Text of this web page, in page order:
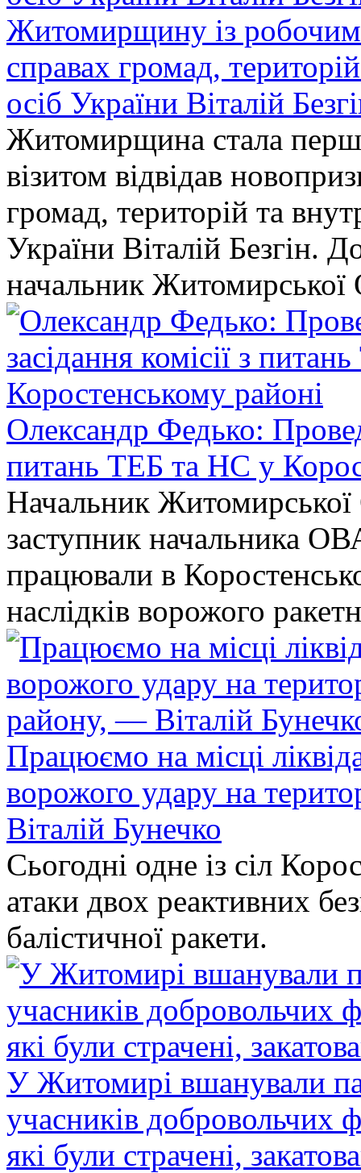
Житомирщину із робочим
справах громад,
осіб України Віталій
Житомирщина стала
візитом відвідав
громад, територій та
України Віталій Безгін.
начальник
Олександр Федько:
питань ТЕБ та НС у
Начальник
заступник начальника
працювали в
наслідків ворожого
Працюємо на місці
ворожого удару на
Віталій Бунечко
Сьогодні одне із сіл
атаки двох реактивних
балістичної ракети.
У Житомирі вшанували
учасників добровольчих
які були страчені,